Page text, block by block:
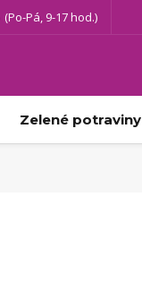
(Po-Pá, 9-17 hod.)
Zelené potraviny